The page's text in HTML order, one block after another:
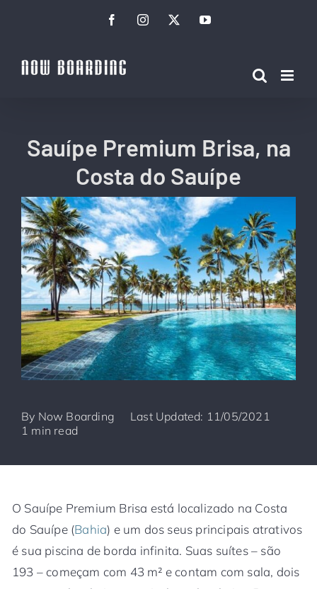
conteúdo
FacebookInstagramTwitterYouTube
Sauípe Premium Brisa, na
Costa do Sauípe
By Now Boarding
Last Updated: 11/05/2021
1 min read
O Sauípe Premium Brisa está localizado na Costa
do Sauípe (Bahia) e um dos seus principais atrativos
é sua piscina de borda infinita. Suas suítes – são
193 – começam com 43 m² e contam com sala, dois